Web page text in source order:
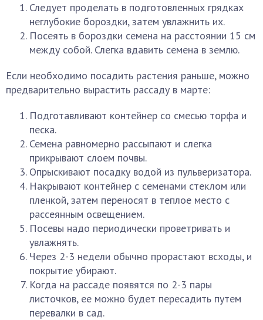
Следует проделать в подготовленных грядках
неглубокие бороздки, затем увлажнить их.
Посеять в бороздки семена на расстоянии 15 см
между собой. Слегка вдавить семена в землю.
Если необходимо посадить растения раньше, можно
предварительно вырастить рассаду в марте:
Подготавливают контейнер со смесью торфа и
песка.
Семена равномерно рассыпают и слегка
прикрывают слоем почвы.
Опрыскивают посадку водой из пульверизатора.
Накрывают контейнер с семенами стеклом или
пленкой, затем переносят в теплое место с
рассеянным освещением.
Посевы надо периодически проветривать и
увлажнять.
Через 2-3 недели обычно прорастают всходы, и
покрытие убирают.
Когда на рассаде появятся по 2-3 пары
листочков, ее можно будет пересадить путем
перевалки в сад.